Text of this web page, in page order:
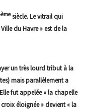
èmesiècle. Le vitrail qui
du Havre » est de la
un très lourd tribut à la
mais parallèlement a
fut appelée « la chapelle
éloignée » devient « la